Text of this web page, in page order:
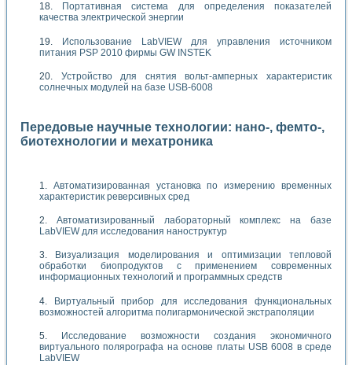
Портативная система для определения показателей
качества электрической энергии
Использование LabVIEW для управления источником
питания PSP 2010 фирмы GW INSTEK
Устройство для снятия вольт-амперных характеристик
солнечных модулей на базе USB-6008
Передовые научные технологии: нано-, фемто-,
биотехнологии и мехатроника
Автоматизированная установка по измерению временных
характеристик реверсивных сред
Автоматизированный лабораторный комплекс на базе
LabVIEW для исследования наноструктур
Визуализация моделирования и оптимизации тепловой
обработки биопродуктов с применением современных
информационных технологий и программных средств
Виртуальный прибор для исследования функциональных
возможностей алгоритма полигармонической экстраполяции
Исследование возможности создания экономичного
виртуального полярографа на основе платы USB 6008 в среде
LabVIEW